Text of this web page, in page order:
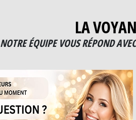
LA
NOTRE ÉQUIPE VOUS RÉPOND